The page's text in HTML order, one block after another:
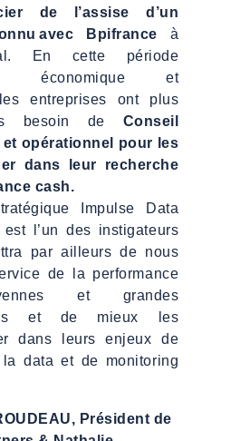
de l’assise d’un
avec Bpifrance à
En cette période
économique et
entreprises ont plus
besoin de Conseil
opérationnel pour les
dans leur recherche
cash.
Impulse Data
l’un des instigateurs
par ailleurs de nous
de la performance
et grandes
et de mieux les
dans leurs enjeux de
data et de monitoring
Président de